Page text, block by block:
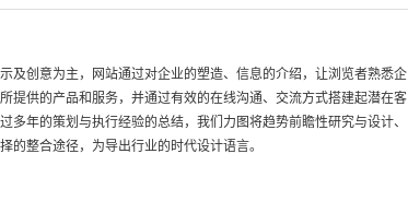
及创意为主，网站通过对企业的塑造、信息的介绍，让浏览者熟悉企
提供的产品和服务，并通过有效的在线沟通、交流方式搭建起潜在客
多年的策划与执行经验的总结，我们力图将趋势前瞻性研究与设计、
的整合途径，为导出行业的时代设计语言。